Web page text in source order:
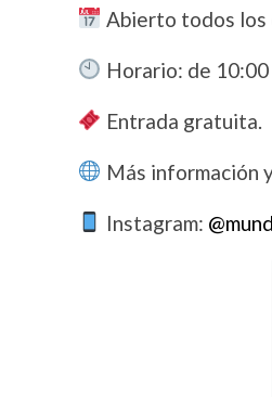
Abierto todos los
Horario: de 10:00
Entrada gratuita.
Más información
Instagram: